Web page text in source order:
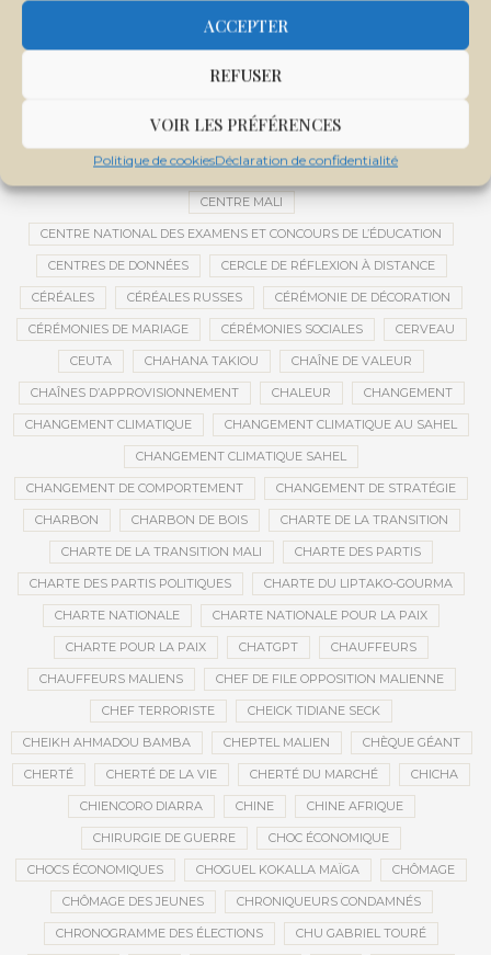
ACCEPTER
REFUSER
VOIR LES PRÉFÉRENCES
Politique de cookiesDéclaration de confidentialité
CENTRALE SOLAIRE DE SANANKOROBA
CENTRE INTERNATIONAL DE CONFÉRENCES DE BAMAKO
CENTRE MALI
CENTRE NATIONAL DES EXAMENS ET CONCOURS DE L’ÉDUCATION
CENTRES DE DONNÉES CERCLE DE RÉFLEXION À DISTANCE
CÉRÉALES CÉRÉALES RUSSES CÉRÉMONIE DE DÉCORATION
CÉRÉMONIES DE MARIAGE CÉRÉMONIES SOCIALES CERVEAU
CEUTA CHAHANA TAKIOU CHAÎNE DE VALEUR
CHAÎNES D’APPROVISIONNEMENT CHALEUR CHANGEMENT
CHANGEMENT CLIMATIQUE CHANGEMENT CLIMATIQUE AU SAHEL
CHANGEMENT CLIMATIQUE SAHEL
CHANGEMENT DE COMPORTEMENT CHANGEMENT DE STRATÉGIE
CHARBON CHARBON DE BOIS CHARTE DE LA TRANSITION
CHARTE DE LA TRANSITION MALI CHARTE DES PARTIS
CHARTE DES PARTIS POLITIQUES CHARTE DU LIPTAKO-GOURMA
CHARTE NATIONALE CHARTE NATIONALE POUR LA PAIX
CHARTE POUR LA PAIX CHATGPT CHAUFFEURS
CHAUFFEURS MALIENS CHEF DE FILE OPPOSITION MALIENNE
CHEF TERRORISTE CHEICK TIDIANE SECK
CHEIKH AHMADOU BAMBA CHEPTEL MALIEN CHÈQUE GÉANT
CHERTÉ CHERTÉ DE LA VIE CHERTÉ DU MARCHÉ CHICHA
CHIENCORO DIARRA CHINE CHINE AFRIQUE
CHIRURGIE DE GUERRE CHOC ÉCONOMIQUE
CHOCS ÉCONOMIQUES CHOGUEL KOKALLA MAÏGA CHÔMAGE
CHÔMAGE DES JEUNES CHRONIQUEURS CONDAMNÉS
CHRONOGRAMME DES ÉLECTIONS CHU GABRIEL TOURÉ